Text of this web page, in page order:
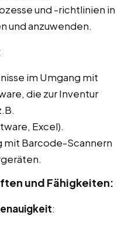
und -richtlinien in
und anzuwenden.
im Umgang mit
die zur Inventur
Excel).
mit Barcode-Scannern
und Fähigkeiten:
: